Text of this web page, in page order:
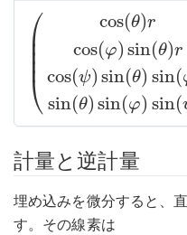
⎛
⎝
⎜
⎜⎜⎜
cos(θ)r
cos(φ) sin(θ)r
cos(ψ) sin(θ) sin(
sin(θ) sin(φ) sin(
cos (φ sin r cos
計量と逆計量
埋め込みを微分すると、
す。その線素は